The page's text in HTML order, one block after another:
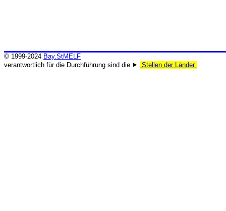
© 1999-2024 Bay.StMELF
verantwortlich für die Durchführung sind die ⯈
Stellen der Länder